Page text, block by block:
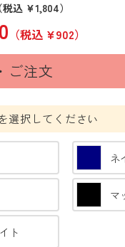
レジャー
（税込 ¥1,804）
（税込 ¥902）
ご注文
選択してください
ネ
マ
ト